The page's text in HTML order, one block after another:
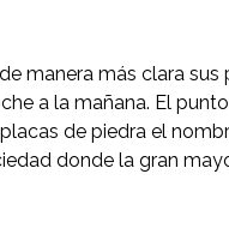
manera más clara sus
a la mañana. El
de piedra el
donde la gran